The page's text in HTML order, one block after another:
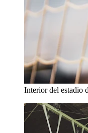
Interior del estadio